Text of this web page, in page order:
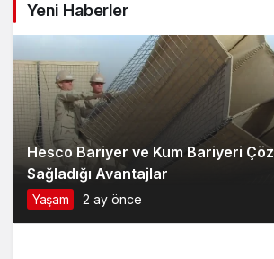
Yeni Haberler
Hesco Bariyer ve Kum Bariyeri
Sağladığı Avantajlar
Yaşam 2 ay önce